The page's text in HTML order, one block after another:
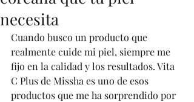
necesita
Cuando busco un producto que
realmente cuide mi piel, siempre me
fijo en la calidad y los resultados. Vita
C Plus de Missha es uno de esos
productos que me ha sorprendido por